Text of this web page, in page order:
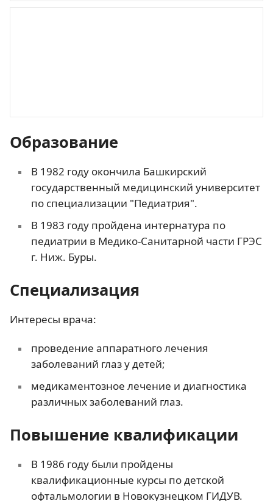
Образование
В 1982 году окончила Башкирский
государственный медицинский университет
по специализации "Педиатрия".
В 1983 году пройдена интернатура по
педиатрии в Медико-Санитарной части ГРЭС
г. Ниж. Буры.
Специализация
Интересы врача:
проведение аппаратного лечения
заболеваний глаз у детей;
медикаментозное лечение и диагностика
различных заболеваний глаз.
Повышение квалификации
В 1986 году были пройдены
квалификационные курсы по детской
офтальмологии в Новокузнецком ГИДУВ.